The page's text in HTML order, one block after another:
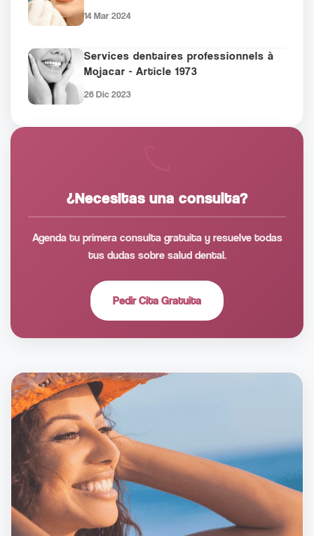
14 Mar 2024
Services dentaires professionnels à
Mojacar - Article 1973
26 Dic 2023
¿Necesitas una consulta?
Agenda tu primera consulta gratuita y resuelve todas
tus dudas sobre salud dental.
Pedir Cita Gratuita